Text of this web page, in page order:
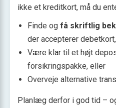
ikke et kreditkort, må du
Finde og få skriftlig
der accepterer debetkort,
Være klar til et højt
forsikringspakke, eller
Overveje alternative
Planlæg derfor i god tid –